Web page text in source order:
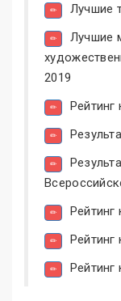
Лучшие
Лучшие
2019
Рейтинг